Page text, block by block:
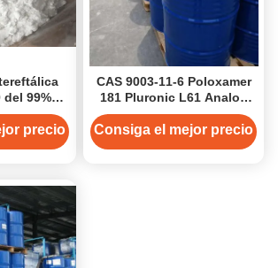
del 99%
precio
CAS 9003-11-6 Poloxamer
181 Pluronic L61 Analog
Nonionic Triblock
Copolymer PEO-PPO-PEO
Consiga el mejor precio